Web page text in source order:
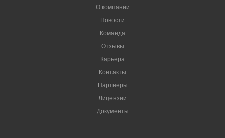
О компании
Новости
Команда
Отзывы
Карьера
Контакты
Партнеры
Лицензии
Документы